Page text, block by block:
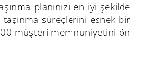
planınızı en iyi şekilde
süreçlerini esnek bir
müşteri memnuniyetini ön